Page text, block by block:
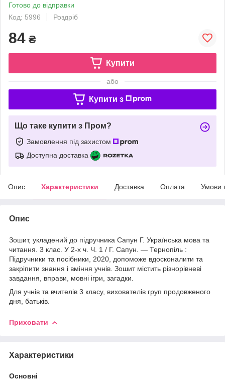
Готово до відправки
Код: 5996
Роздріб
84 ₴
Купити
або
Купити з
Що таке купити з Пром?
Замовлення під захистом
Доступна доставка
Опис Характеристики Доставка Оплата Умови
Опис
Зошит, укладений до підручника Сапун Г. Українська мова та
читання. 3 клас. У 2-х ч. Ч. 1 / Г. Сапун. — Тернопіль :
Підручники та посібники, 2020, допоможе вдосконалити та
закріпити знання і вміння учнів. Зошит містить різнорівневі
завдання, вправи, мовні ігри, загадки.
Для учнів та вчителів 3 класу, вихователів груп продовженого
дня, батьків.
Приховати
Характеристики
Основні